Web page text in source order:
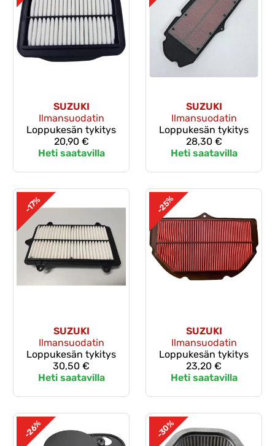
SUZUKI
Ilmansuodatin
Loppukesän tykitys
20,90 €
Heti saatavilla
SUZUKI
Ilmansuodatin
Loppukesän tykitys
28,30 €
Heti saatavilla
-17%
SUZUKI
Ilmansuodatin
Loppukesän tykitys
30,50 €
Heti saatavilla
-25%
SUZUKI
Ilmansuodatin
Loppukesän tykitys
23,20 €
Heti saatavilla
-26% -30%